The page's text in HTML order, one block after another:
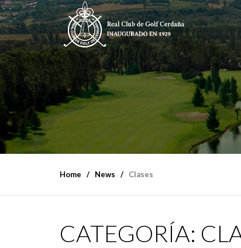
Home News Clases
CATEGORÍA: